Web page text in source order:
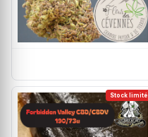
Stock limité